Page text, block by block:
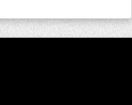
на